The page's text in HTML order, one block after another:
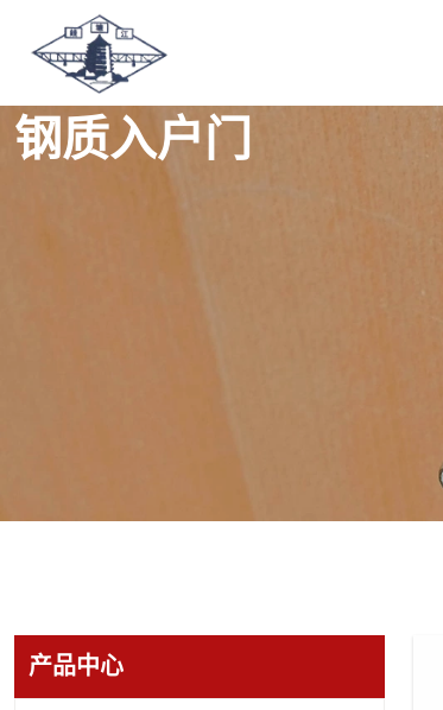
钢质入户门
产品中心